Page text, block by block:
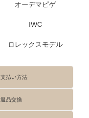
オーデマピゲ
IWC
ロレックスモデル
支払い方法
返品交換